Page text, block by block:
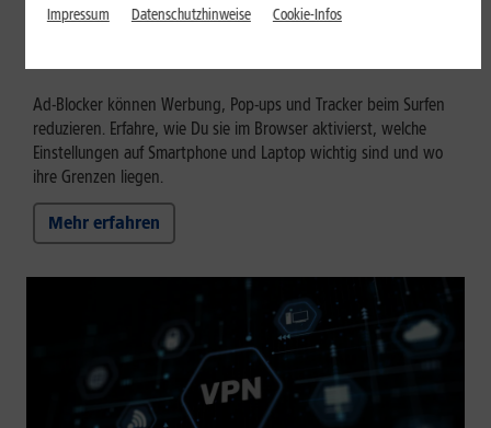
Ad-Blocker aktivieren: Werbung
Ad-Blocker können Werbung, Pop-ups und Tracker beim Surfen
reduzieren. Erfahre, wie Du sie im Browser aktivierst, welche
Einstellungen auf Smartphone und Laptop wichtig sind und wo
ihre Grenzen liegen.
Mehr erfahren
Impressum Datenschutzhinweise Cookie-Infos